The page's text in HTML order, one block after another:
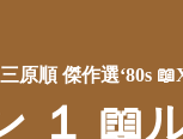
原順 傑作選‘80s
１ 📖